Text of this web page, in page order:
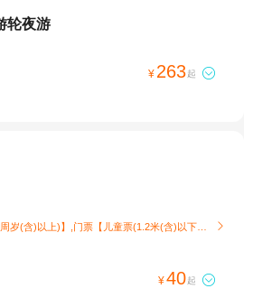
轮夜游
¥ 263起 

¥40起 